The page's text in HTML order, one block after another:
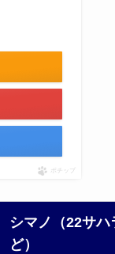
ポチップ
シマノ（22サハ
ど）